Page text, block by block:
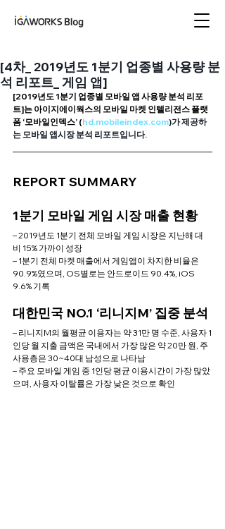
[4차_ 2019년도 1분기 업종별 사용량 분
석 리포트_ 게임 앱]
[2019년도 1분기 업종별 모바일 앱 사용량 분석 리포
트]는 아이지에이웍스의 모바일 마켓 인텔리전스 플랫
폼 ‘모바일인덱스’ (hd.mobileindex.com)가 제공하
는 모바일 앱시장 분석 리포트입니다.
REPORT SUMMARY
1분기 모바일 게임 시장 매출 현황
– 2019년도 1분기 전체 모바일 게임 시장은 지난해 대
비 15% 가까이 성장
– 1분기 전체 마켓 매출에서 게임앱이 차지한 비율은
90.9%였으며, OS별로는 안드로이드 90.4%, iOS
9.6% 기록
대한민국 NO.1 ‘리니지M’ 집중 분석
– 리니지M의 월평균 이용자는 약 31만 명 수준, 사용자 1
인당 월 지출 금액은 국내에서 가장 많은 약 20만 원, 주
사용층은 30~40대 남성으로 나타남
– 주요 모바일 게임 중 1인당 평균 이용시간이 가장 많았
으며, 사용자 이탈률은 가장 낮은 것으로 확인